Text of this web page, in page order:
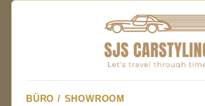
BÜRO / SHOWROOM